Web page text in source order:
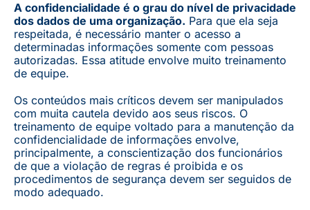
A confidencialidade é o grau do nível de privacidade
dos dados de uma organização. Para que ela seja
respeitada, é necessário manter o acesso a
determinadas informações somente com pessoas
autorizadas. Essa atitude envolve muito treinamento
de equipe.
Os conteúdos mais críticos devem ser manipulados
com muita cautela devido aos seus riscos. O
treinamento de equipe voltado para a manutenção da
confidencialidade de informações envolve,
principalmente, a conscientização dos funcionários
de que a violação de regras é proibida e os
procedimentos de segurança devem ser seguidos de
modo adequado.